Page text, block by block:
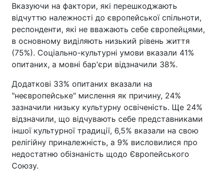
Вказуючи на фактори, які перешкоджають
відчуттю належності до європейської спільноти,
респонденти, які не вважають себе європейцями,
в основному виділяють низький рівень життя
(75%). Соціально-культурні умови вказали 41%
опитаних, а мовні бар'єри відзначили 38%.
Додаткові 33% опитаних вказали на
"неєвропейське" мислення як причину, 24%
зазначили низьку культурну освіченість. Ще 24%
відзначили, що відчувають себе представниками
іншої культурної традиції, 6,5% вказали на свою
релігійну приналежність, а 9% висловилися про
недостатню обізнаність щодо Європейського
Союзу.